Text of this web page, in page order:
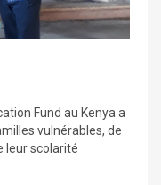
Fund au Kenya a
vulnérables, de
leur scolarité